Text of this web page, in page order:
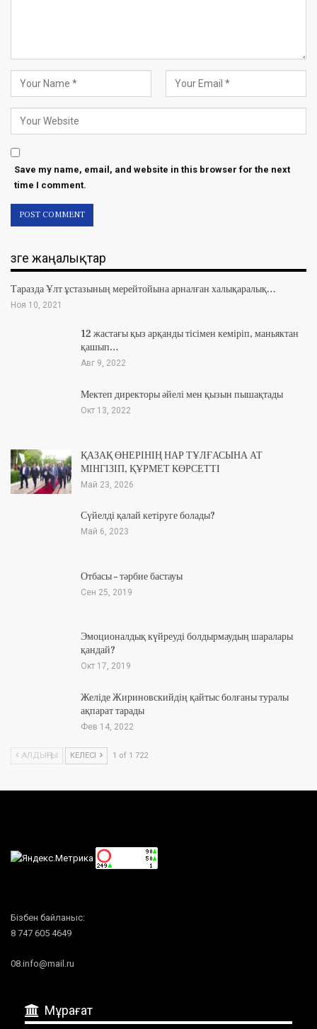
Save my name, email, and website in this browser for the next
time I comment.
Өзге жаңалықтар
Таразда Ұлт ұстазының мерейтойына арналған халықаралық…
Ноя 10, 2021
12 жастағы қыз арқанды тісімен кеміріп, маньяктан
қашып…
Авг 9, 2022
Мектеп директоры әйелі мен қызын пышақтады
Окт 13, 2022
ҚАЗАҚ ӨНЕРІНІҢ НАР ТҰЛҒАСЫНА АТ
МІНГІЗІП, ҚҰРМЕТ КӨРСЕТТІ
Май 23, 2026
Сүйелді қалай кетіруге болады?
Май 6, 2023
Отбасы – тәрбие бастауы
Сен 25, 2019
Эмоционалдық күйреуді болдырмаудың шаралары
қандай?
Окт 17, 2019
Желіде Жириновскийдің қайтыс болғаны туралы
ақпарат тарады
Фев 14, 2022
АЛДЫҢҒЫ КЕЛЕСІ 1 of 1 722
Бізбен байланыс:
8 747 605 4649
08.info@mail.ru
Мұрағат